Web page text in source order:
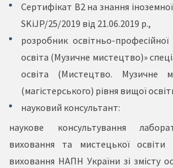
Сертифікат В2 на знання
SKiJP/25/2019 від 21.06.2019 р.,
розробник освітньо-
освіта (Музичне мистецтво)»
освіта (Мистецтво. Музичне
(магістерського) рівня вищої
науковий консультант:
наукове консультування
виховання та мистецької освіти
виховання НАПН України зі змісту